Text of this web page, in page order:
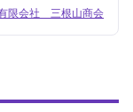
限会社 三根山商会